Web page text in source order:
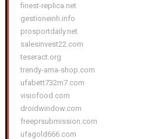
finest-replica.net
gestioneinh.info
prosportdaily.net
salesinvest22.com
teseract.org
trendy-ama-shop.com
ufabett732m7.com
visiofood.com
droidwindow.com
freeprsubmission.com
ufagold666.com